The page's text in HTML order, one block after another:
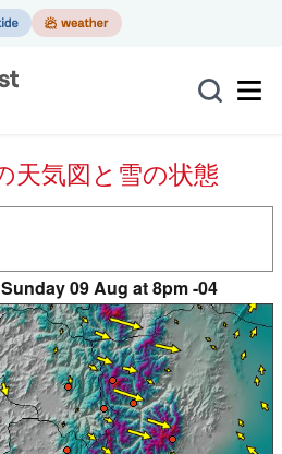
天気図と雪の状態
09 Aug at 8pm -04